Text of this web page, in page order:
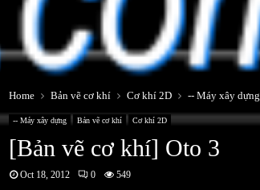
Home Bản vẽ cơ khí Cơ khí 2D -- Máy xây dựng
-- Máy xây dựng Bản vẽ cơ khí Cơ khí 2D
[Bản vẽ cơ khí] Oto 3
Oct 18, 2012 0 549